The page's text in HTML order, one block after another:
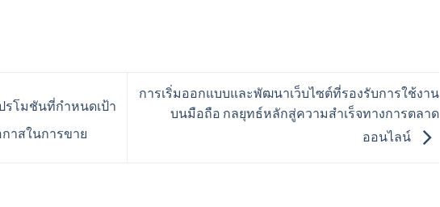
รโมชันที่กำหนดเป้า
าสในการขาย
การเริ่มออกแบบและพัฒนาเว็บไซต์ที่รองรับการใช้งาน
บนมือถือ กลยุทธ์หลักสู่ความสำเร็จทางการตลาด
ออนไลน์